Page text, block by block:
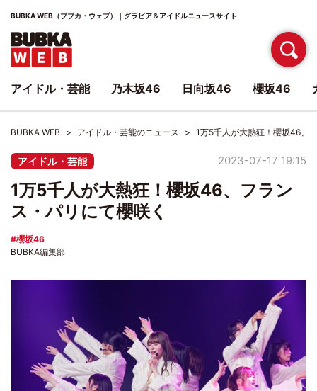
BUBKA WEB（ブブカ・ウェブ）｜グラビア＆アイドルニュースサイト
BUBKA WEB アイドル・芸能のニュース 1万5千人が大熱狂！櫻坂46、
アイドル・芸能 2023-07-17 19:15
1万5千人が大熱狂！櫻坂46、フラン
ス・パリにて櫻咲く
櫻坂46
BUBKA編集部
アイドル・芸能 乃木坂46 日向坂46 櫻坂46